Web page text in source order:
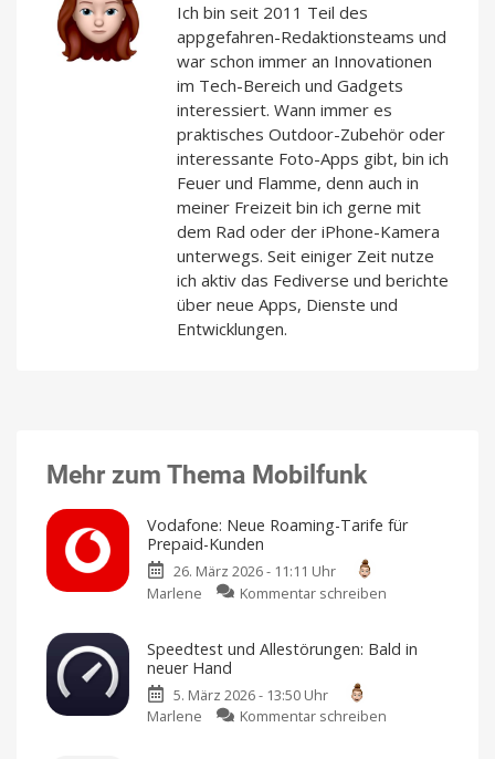
Ich bin seit 2011 Teil des
appgefahren-Redaktionsteams und
war schon immer an Innovationen
im Tech-Bereich und Gadgets
interessiert. Wann immer es
praktisches Outdoor-Zubehör oder
interessante Foto-Apps gibt, bin ich
Feuer und Flamme, denn auch in
meiner Freizeit bin ich gerne mit
dem Rad oder der iPhone-Kamera
unterwegs. Seit einiger Zeit nutze
ich aktiv das Fediverse und berichte
über neue Apps, Dienste und
Entwicklungen.
Mehr zum Thema Mobilfunk
Vodafone: Neue Roaming-Tarife für
Prepaid-Kunden
26. März 2026 - 11:11 Uhr
Marlene
Kommentar schreiben
Roaming-
Speedtest und Allestörungen: Bald in
neuer Hand
5. März 2026 - 13:50 Uhr
Marlene
Kommentar schreiben